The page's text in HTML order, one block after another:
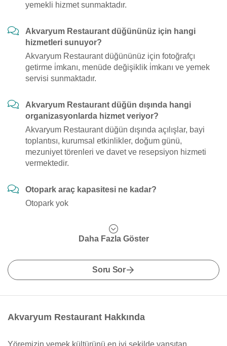
yemekli hizmet sunmaktadır.
Akvaryum Restaurant düğününüz için hangi
hizmetleri sunuyor?
Akvaryum Restaurant düğününüz için fotoğrafçı
getirme i̇mkanı, menüde değişiklik i̇mkanı ve yemek
servisi sunmaktadır.
Akvaryum Restaurant düğün dışında hangi
organizasyonlarda hizmet veriyor?
Akvaryum Restaurant düğün dışında açılışlar, bayi
toplantısı, kurumsal etkinlikler, doğum günü,
mezuniyet törenleri ve davet ve resepsiyon hizmeti
vermektedir.
Otopark araç kapasitesi ne kadar?
Otopark yok
Daha Fazla Göster
Soru Sor
Akvaryum Restaurant Hakkında
Yöremizin yemek kültürünü en iyi şekilde yansıtan,